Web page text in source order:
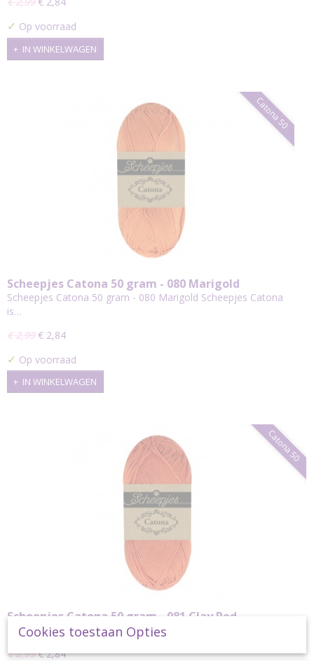
✓ Op voorraad
IN WINKELWAGEN
Catona 50
Scheepjes Catona 50 gram - 080 Marigold
Scheepjes Catona 50 gram - 080 Marigold Scheepjes Catona
is…
€ 2,99 € 2,84
✓ Op voorraad
IN WINKELWAGEN
Catona 50
Scheepjes Catona 50 gram - 081 Clay Red
Scheepjes Catona 50 gram - 081 Clay Red Scheepjes Catona is…
€ 2,99 € 2,84
Cookies toestaan Opties